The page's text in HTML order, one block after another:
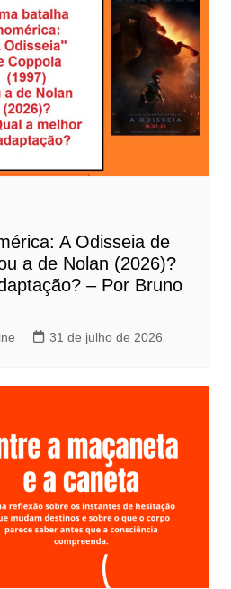
A Odisseia de
a de Nolan (2026)?
– Por Bruno
31 de julho de 2026